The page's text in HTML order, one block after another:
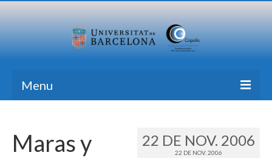
Menu
Recerca 22 DE NOV. 2006
22 DE NOV. 2006
Maras y